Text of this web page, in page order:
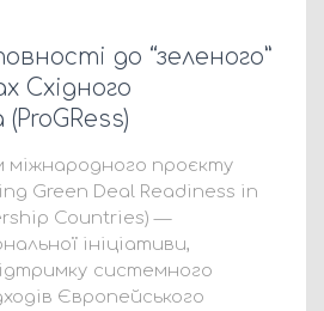
до “зеленого”
Східного
проєкту
Green Deal Readiness in
Countries) —
ініціативи,
системного
Європейського